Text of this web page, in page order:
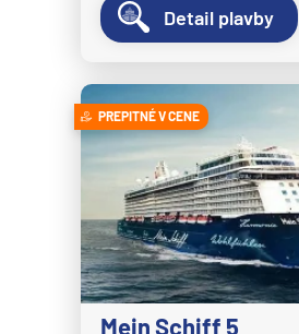
Norwegian Dawn
Norwegian Encore
Norwegian Escape
Norwegian Gem
Norwegian Getaway
Norwegian Jade
Norwegian Jewel
Norwegian Joy
Detail plavby
PREPITNÉ V CENE
Mein Schiff 5